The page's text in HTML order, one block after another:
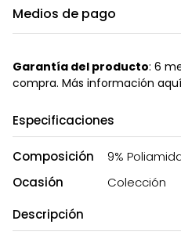
Medios de pago
Garantía del producto: 6
compra. Más información aquí
Especificaciones
Composición
9%
Ocasión
Colección
Descripción